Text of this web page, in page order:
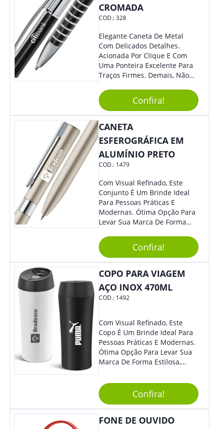
CROMADA
COD.:328
Elegante Caneta De Metal
Com Delicados Detalhes.
Acionada Por Clique E Com
Uma Ponteira Excelente Para
Traços Firmes. Demais, Não
Confira!
CANETA
ESFEROGRÁFICA EM
ALUMÍNIO PRETO
COD.: 1479
Com Visual Refinado, Este
Conjunto É Um Brinde Ideal
Para Pessoas Práticas E
Modernas. Ótima Opção Para
Levar Sua Marca De Forma
Sua Empresa Em Eventos,
Reuniões Corporativas Ou Até
Mesmo Para Presentear
Colaboradores E Parceiros De
Confira!
COPO PARA VIAGEM
AÇO INOX 470ML
COD.: 1492
Com Visual Refinado, Este
Copo É Um Brinde Ideal Para
Pessoas Práticas E Modernas.
Ótima Opção Para Levar Sua
Marca De Forma Estilosa,
Empresa Em Eventos,
Reuniões Corporativas Ou Até
Mesmo Para Presentear
Colaboradores.
Confira!
FONE DE OUVIDO